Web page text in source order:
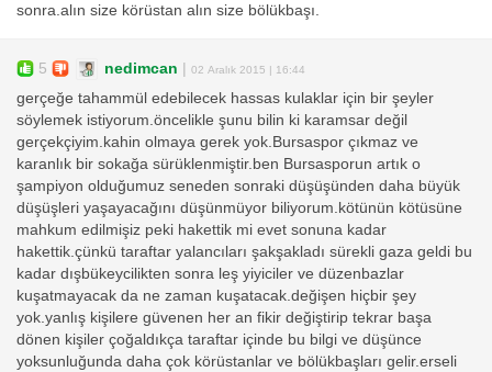
sonra.alın size körüstan alın size bölükbaşı.
5 nedimcan 02 Aralık 2015 | 16:44
gerçeğe tahammül edebilecek hassas kulaklar için bir şeyler
söylemek istiyorum.öncelikle şunu bilin ki karamsar değil
gerçekçiyim.kahin olmaya gerek yok.Bursaspor çıkmaz ve
karanlık bir sokağa sürüklenmiştir.ben Bursasporun artık o
şampiyon olduğumuz seneden sonraki düşüşünden daha büyük
düşüşleri yaşayacağını düşünmüyor biliyorum.kötünün kötüsüne
mahkum edilmişiz peki hakettik mi evet sonuna kadar
hakettik.çünkü taraftar yalancıları şakşakladı sürekli gaza geldi bu
kadar dışbükeycilikten sonra leş yiyiciler ve düzenbazlar
kuşatmayacak da ne zaman kuşatacak.değişen hiçbir şey
yok.yanlış kişilere güvenen her an fikir değiştirip tekrar başa
dönen kişiler çoğaldıkça taraftar içinde bu bilgi ve düşünce
yoksunluğunda daha çok körüstanlar ve bölükbaşları gelir.erseli